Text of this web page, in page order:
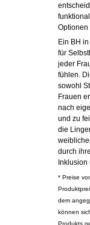
Optionen
Ein BH
für
jeder
fühlen.
sowohl
Frauen
nach
und zu
die
durch
Inklusion
* Preise
dem
können
Produkts